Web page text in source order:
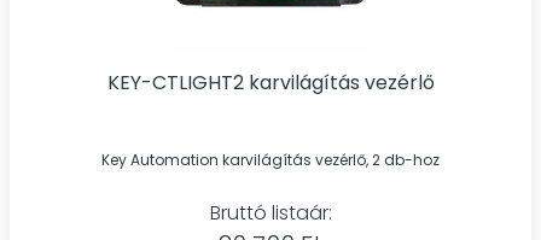
KEY-CTLIGHT2 karvilágítás vezérlő
Key Automation karvilágítás vezérlő, 2 db-hoz
Bruttó listaár: